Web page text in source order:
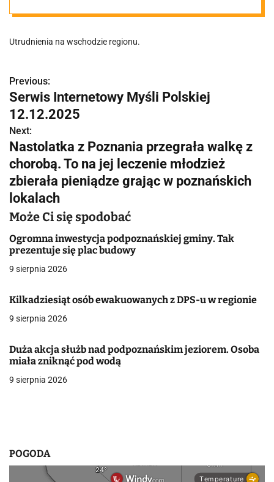
rejonie! Trasa
zablokowana!
Utrudnienia na wschodzie regionu.
N
a
w
i
g
a
c
j
a
w
p
s
u
Previous:
Serwis Internetowy Myśli Polskiej
12.12.2025
Next:
Nastolatka z Poznania przegrała walkę z
chorobą. To na jej leczenie młodzież
zbierała pieniądze grając w poznańskich
lokalach
Może Ci się spodobać
Ogromna inwestycja podpoznańskiej gminy. Tak
prezentuje się plac budowy
9 sierpnia 2026
Kilkadziesiąt osób ewakuowanych z DPS-u w regionie
9 sierpnia 2026
Duża akcja służb nad podpoznańskim jeziorem. Osoba
miała zniknąć pod wodą
9 sierpnia 2026
POGODA